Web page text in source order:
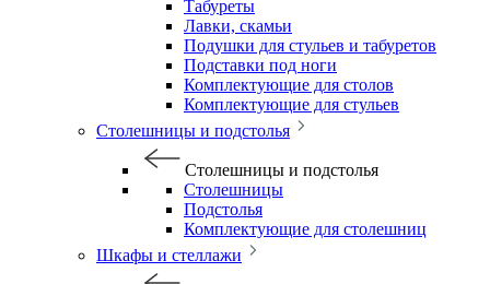
Табуреты
Лавки, скамьи
Подушки для стульев и табуретов
Подставки под ноги
Комплектующие для столов
Комплектующие для стульев
Столешницы и подстолья
Столешницы и подстолья
Столешницы
Подстолья
Комплектующие для столешниц
Шкафы и стеллажи